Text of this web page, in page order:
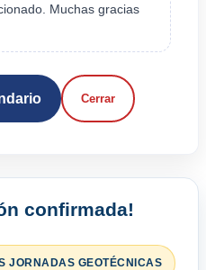
Muchas gracias
Cerrar
confirmada!
JORNADAS GEOTÉCNICAS